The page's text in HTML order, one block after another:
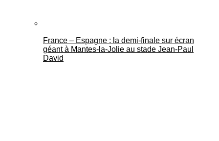
France – Espagne : la demi-finale sur écran
géant à Mantes-la-Jolie au stade Jean-Paul
David